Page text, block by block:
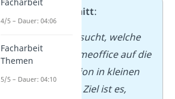
Beispielausschnitt:
Diese Arbeit untersucht, welche
Auswirkungen Homeoffice auf die
Teamkommunikation in kleinen
Unternehmen hat. Ziel ist es,
Facharbeit
4/5 – Dauer: 04:06
Facharbeit
Themen
5/5 – Dauer: 04:10